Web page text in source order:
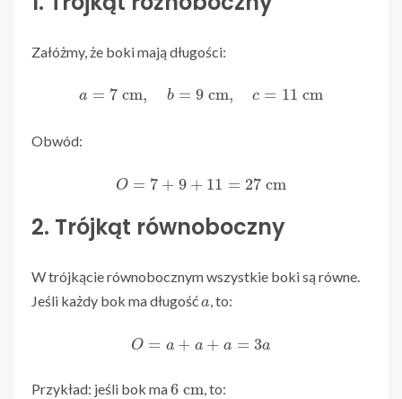
Załóżmy, że boki mają długości:
a=7 ,b =9cm,c 11 cm
Obwód:
O =7 + 9+ 11= 27 cm
2. Trójkąt równoboczny
W trójkącie równobocznym wszystkie boki są równe.
Jeśli każdy bok ma długość
, to:
O= a a +a =3a
Przykład: jeśli bok ma 6 , to: